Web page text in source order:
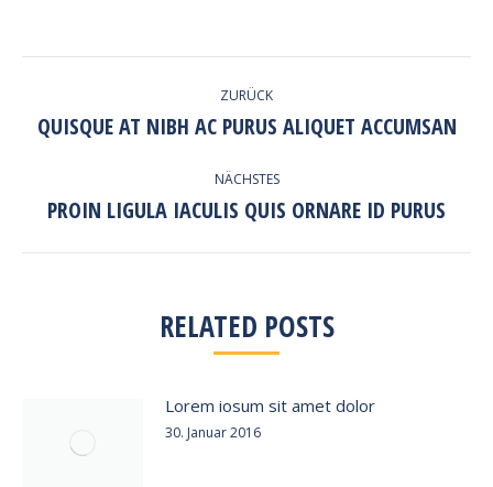
KOMMENTARNAVIGATION
ZURÜCK
Vorheriger
QUISQUE AT NIBH AC PURUS ALIQUET ACCUMSAN
NÄCHSTES
Nächster
PROIN LIGULA IACULIS QUIS ORNARE ID PURUS
RELATED POSTS
Lorem iosum sit amet dolor
30. Januar 2016